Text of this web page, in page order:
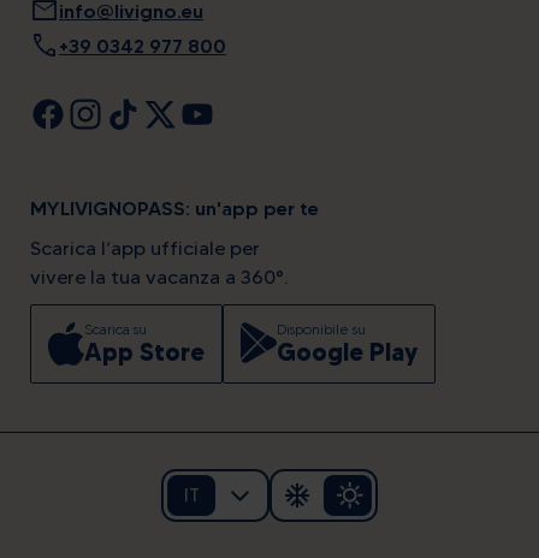
mailinfo@livigno.eu
call +39 0342 977 800
MYLIVIGNOPASS: un'app per te
Scarica l’app ufficiale per
vivere la tua vacanza a 360°.
Scarica su
App Store
Disponibile su
Google Play
IT